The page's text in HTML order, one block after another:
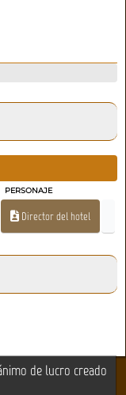
PERSONAJE
Director del hotel
de lucro creado